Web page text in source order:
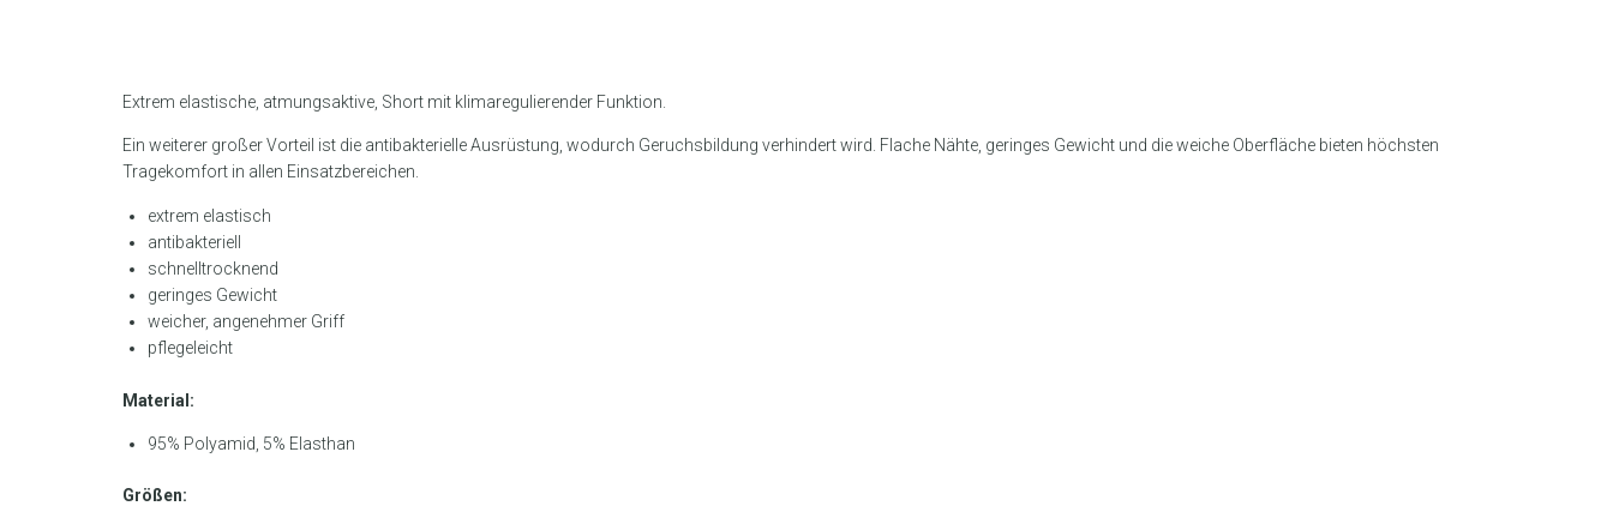
Extrem elastische, atmungsaktive, Short mit klimaregulierender Funktion.
Ein weiterer großer Vorteil ist die antibakterielle Ausrüstung, wodurch Geruchsbildung verhindert wird. Flache Nähte, geringes Gewicht und die weiche Oberfläche bieten höchsten
Tragekomfort in allen Einsatzbereichen.
extrem elastisch
antibakteriell
schnelltrocknend
geringes Gewicht
weicher, angenehmer Griff
pflegeleicht
Material:
95% Polyamid, 5% Elasthan
Größen: